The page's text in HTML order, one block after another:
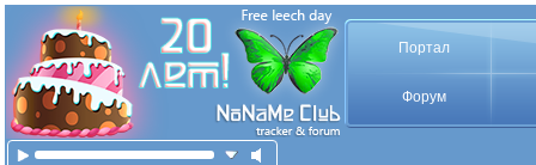
Портал
Форум